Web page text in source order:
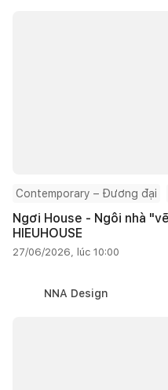
Contemporary – Đương đại
Ngơi House - Ngôi nhà
HIEUHOUSE
27/06/2026, lúc 10:00
NNA Design